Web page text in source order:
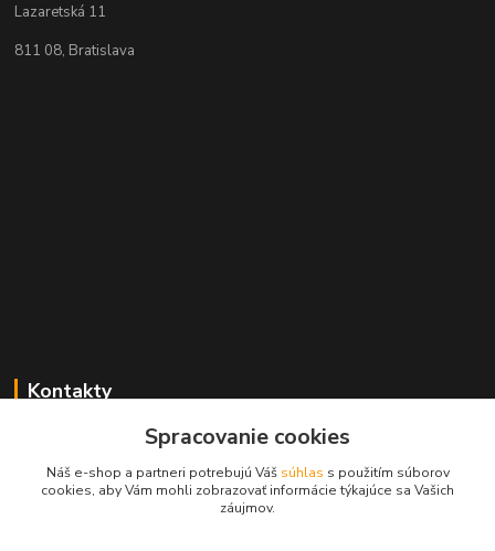
Lazaretská 11
811 08, Bratislava
Kontakty
+421 2 529 67 411
(Po - Pia: 10:00 - 17:30)
Spracovanie cookies
Náš e-shop a partneri potrebujú Váš súhlas s použitím súborov
cookies, aby Vám mohli zobrazovať informácie týkajúce sa Vašich
záujmov.